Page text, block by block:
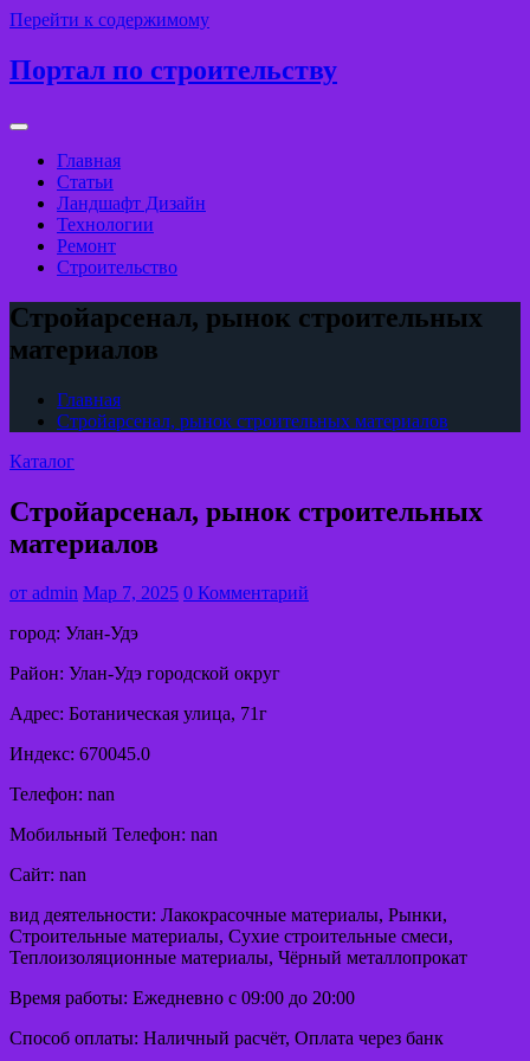
Перейти к содержимому
Портал по строительству
Главная
Статьи
Ландшафт Дизайн
Технологии
Ремонт
Строительство
Стройарсенал, рынок строительных
материалов
Главная
Стройарсенал, рынок строительных материалов
Каталог
Стройарсенал, рынок строительных
материалов
от admin Мар 7, 2025 0 Комментарий
город: Улан-Удэ
Район: Улан-Удэ городской округ
Адрес: Ботаническая улица, 71г
Индекс: 670045.0
Телефон: nan
Мобильный Телефон: nan
Сайт: nan
вид деятельности: Лакокрасочные материалы, Рынки,
Строительные материалы, Сухие строительные смеси,
Теплоизоляционные материалы, Чёрный металлопрокат
Время работы: Ежедневно с 09:00 до 20:00
Способ оплаты: Наличный расчёт, Оплата через банк